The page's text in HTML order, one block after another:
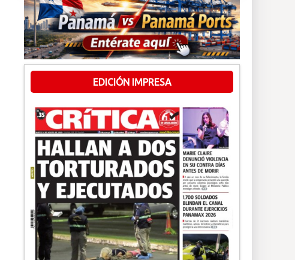
EDICIÓN IMPRESA